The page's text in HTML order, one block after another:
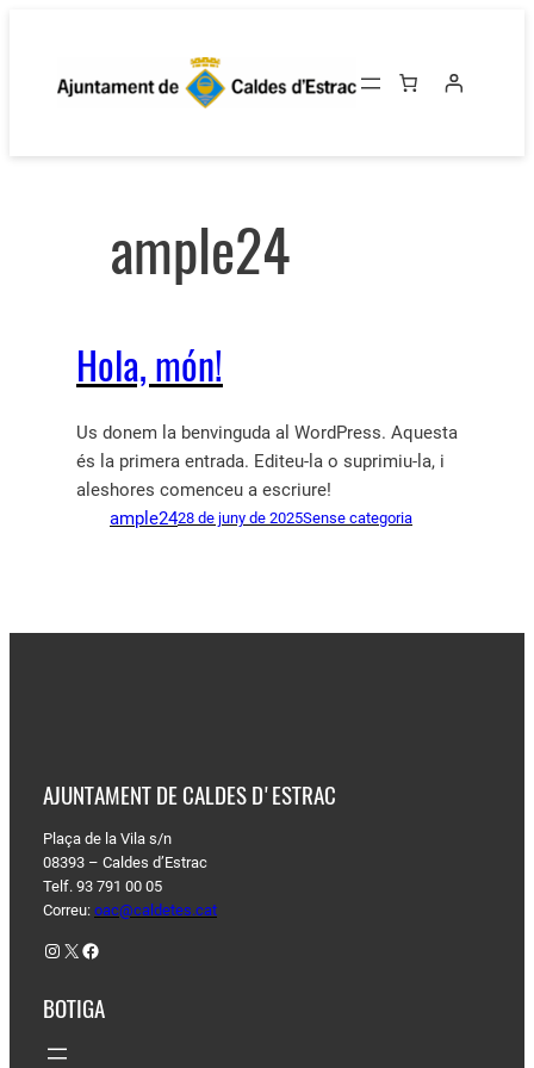
contingut
ample24
Hola, món!
Us donem la benvinguda al WordPress. Aquesta
és la primera entrada. Editeu-la o suprimiu-la, i
aleshores comenceu a escriure!
ample2428 de juny de 2025Sense categoria
AJUNTAMENT DE CALDES D'ESTRAC
Plaça de la Vila s/n
08393 – Caldes d’Estrac
Telf. 93 791 00 05
Correu: oac@caldetes.cat
Instagram X Facebook
BOTIGA